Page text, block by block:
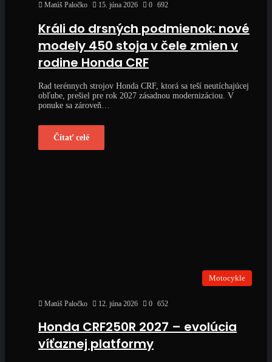
Matúš Paločko 15. júna 2026 0 692
Králi do drsných podmienok: nové
modely 450 stoja v čele zmien v
rodine Honda CRF
Rad terénnych strojov Honda CRF, ktorá sa teší neutíchajúcej
obľube, prešiel pre rok 2027 zásadnou modernizáciou. V
ponuke sa zároveň…
Čítať celé
Motocykle
Matúš Paločko 12. júna 2026 0 652
Honda CRF250R 2027 – evolúcia
víťaznej platformy